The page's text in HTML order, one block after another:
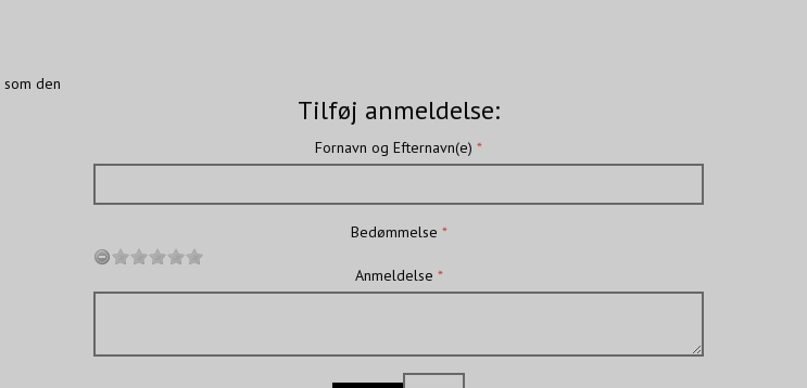
den
Tilføj anmeldelse:
Fornavn og Efternavn(e)
Bedømmelse
Anmeldelse